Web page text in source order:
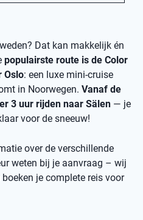
Dat kan makkelijk én
populairste route is de Color
Oslo: een luxe mini-cruise
in Noorwegen. Vanaf de
3 uur rijden naar Sälen — je
voor de sneeuw!
over de verschillende
weten bij je aanvraag – wij
je complete reis voor